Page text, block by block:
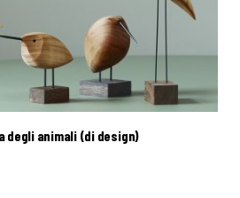
degli animali (di design)